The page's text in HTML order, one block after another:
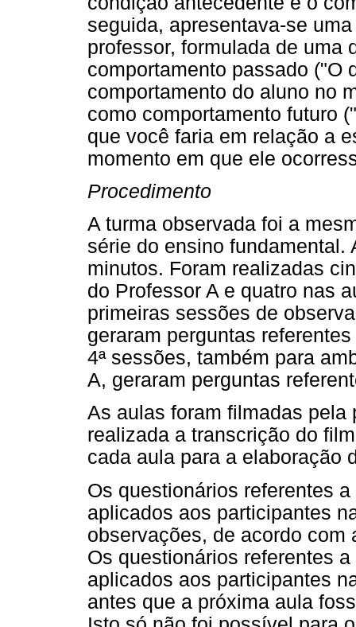
seguida, apresentava-se
professor, formulada de uma
comportamento passado ("O
comportamento do aluno no
como comportamento futuro
que você faria em relação a
momento em que ele
Procedimento
A turma observada foi a
série do ensino fundamental.
minutos. Foram realizadas
do Professor A e quatro nas
primeiras sessões de
geraram perguntas
4ª sessões, também para
A, geraram perguntas
As aulas foram filmadas pela
realizada a transcrição do
cada aula para a elaboração
Os questionários referentes
aplicados aos participantes
observações, de acordo com
Os questionários referentes
aplicados aos participantes
antes que a próxima aula